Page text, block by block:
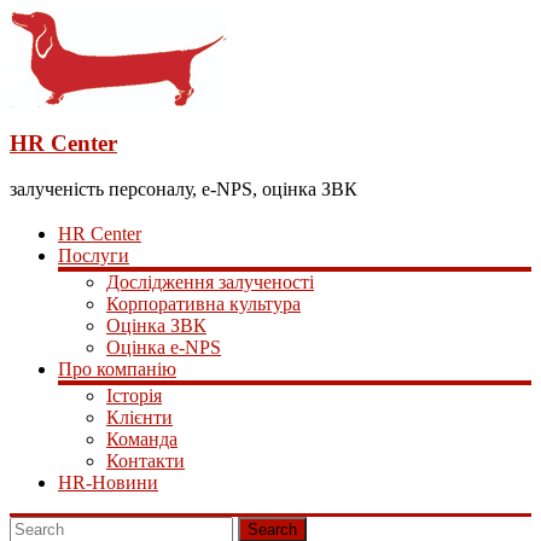
HR Center
залученість персоналу, e-NPS, оцінка ЗВК
HR Center
Послуги
Дослідження залученості
Корпоративна культура
Оцінка ЗВК
Оцінка e-NPS
Про компанію
Історія
Клієнти
Команда
Контакти
HR-Новини
Search